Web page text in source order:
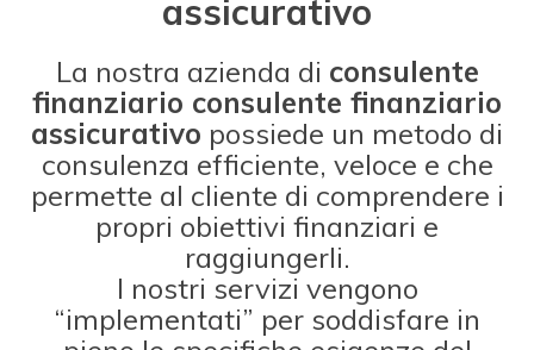
assicurativo
La nostra azienda di consulente
finanziario consulente finanziario
assicurativo possiede un metodo di
consulenza efficiente, veloce e che
permette al cliente di comprendere i
propri obiettivi finanziari e
raggiungerli.
I nostri servizi vengono
“implementati” per soddisfare in